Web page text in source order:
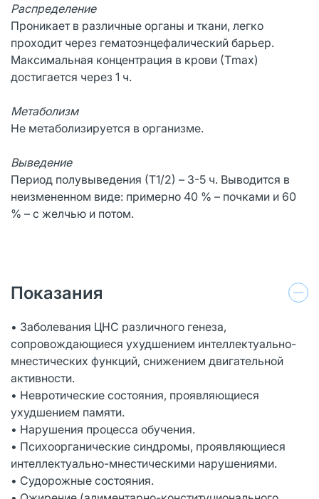
Распределение
Проникает в различные органы и ткани, легко
проходит через гематоэнцефалический барьер.
Максимальная концентрация в крови (Тmax)
достигается через 1 ч.
Метаболизм
Не метаболизируется в организме.
Выведение
Период полувыведения (Т1/2) – 3-5 ч. Выводится в
неизмененном виде: примерно 40 % – почками и 60
% – с желчью и потом.
Показания
• Заболевания ЦНС различного генеза,
сопровождающиеся ухудшением интеллектуально-
мнестических функций, снижением двигательной
активности.
• Невротические состояния, проявляющиеся
ухудшением памяти.
• Нарушения процесса обучения.
• Психоорганические синдромы, проявляющиеся
интеллектуально-мнестическими нарушениями.
• Судорожные состояния.